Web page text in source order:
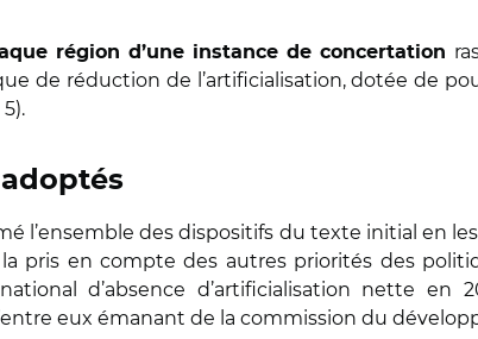
région d’une instance de concertation
de réduction de l’artificialisation, dotée de
l’ensemble des dispositifs du texte initial en
pris en compte des autres priorités des
d’absence d’artificialisation nette en
eux émanant de la commission du